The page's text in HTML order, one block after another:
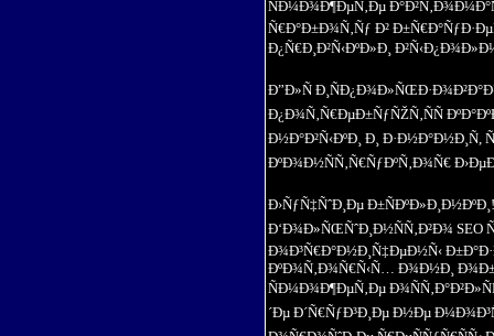
ÑÐ¼Ð¾Ð¶ÐµÑ‚Ðµ
Ñ€Ð°Ð±Ð¾Ñ‚Ñƒ Ð²
Ð¿Ñ€Ð¸Ð²Ñ‹ÐºÐ»Ð¸
Ð”Ð»Ñ
Ð¿Ð¾Ñ‚Ñ€ÐµÐ±ÑƒÑŽÑ‚ÑÑ
Ð½Ð°Ð²Ñ‹ÐºÐ¸ Ð¸ Ð·Ð½Ð°Ð½Ð¸Ñ,
ÐºÐ¾Ð½ÑÑ‚Ñ€ÑƒÐºÑ‚Ð¾Ñ€
Ð›ÑƒÑ‡ÑˆÐ¸Ðµ Ð±ÑÐºÐ»Ð¸Ð½ÐºÐ¸!
Ð‘Ð¾Ð»ÑŒÑˆÐ¸Ð½ÑÑ‚Ð²Ð¾ SEO
Ð¾Ð³Ñ€Ð°Ð½Ð¸Ñ‡ÐµÐ½Ñ‹
ÐºÐ¾Ñ‚Ð¾Ñ€Ñ‹Ñ… Ð¾Ð½Ð¸
ÑÐ¼Ð¾Ð¶ÐµÑ‚Ðµ
´Ðµ Ð´Ñ€ÑƒÐ³Ð¸Ðµ Ð½Ðµ